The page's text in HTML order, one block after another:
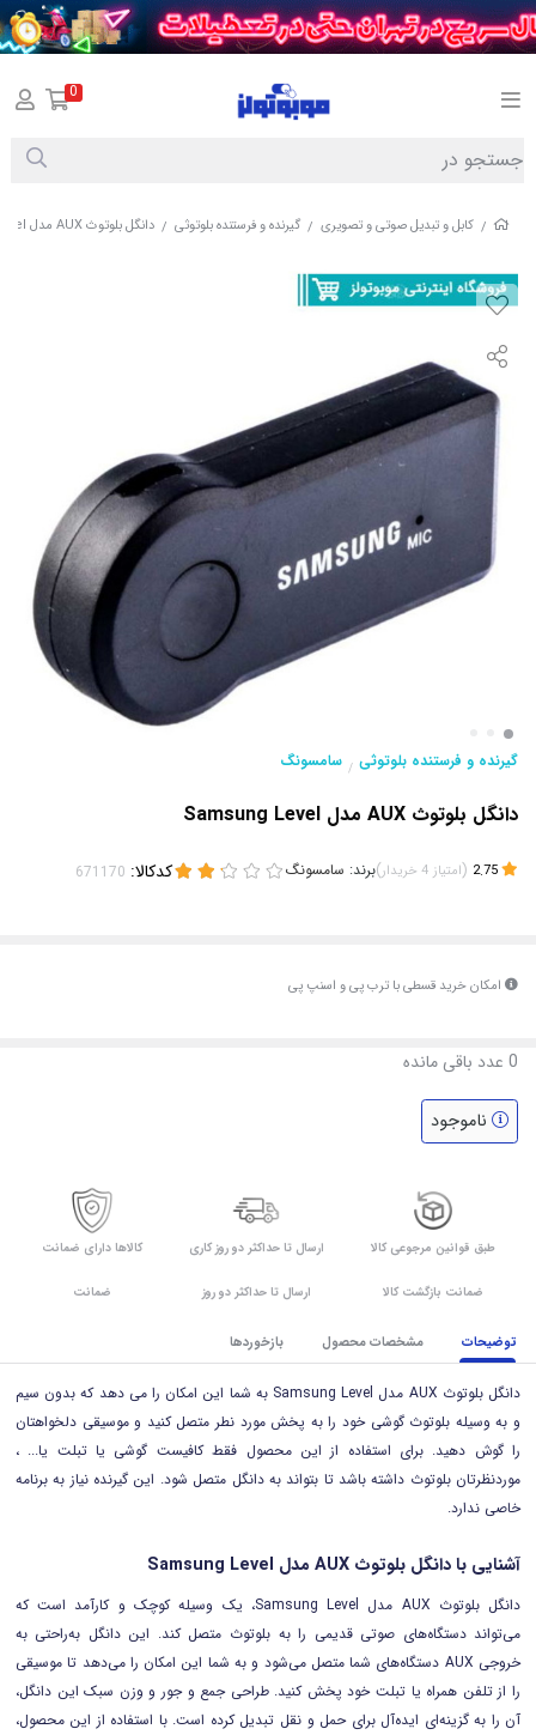
/ کابل و تبدیل صوتی و تصویری / گیرنده و فرستنده بلوتوثی / دانگل بلوتوث AUX مدل Samsung Level
گیرنده و فرستنده بلوتوثی / سامسونگ
دانگل بلوتوث AUX مدل Samsung Level
(امتیاز 4 خریدار)برند: سامسونگ کدکالا:
امکان خرید قسطی با ترب پی و اسنپ پی
0 عدد باقی مانده
ناموجود
طبق قوانین مرجوعی کالا
ضمانت بازگشت کالا
ارسال تا حداکثر دو روز کاری
ارسال تا حداکثر دو روز
کالاها دارای ضمانت
ضمانت
توضیحات مشخصات محصول بازخوردها
دانگل بلوتوث AUX مدل Samsung Level به شما این امکان را می دهد که بدون سیم
و به وسیله بلوتوث گوشی خود را به پخش مورد نطر متصل کنید و موسیقی دلخواهتان
را گوش دهید. برای استفاده از این محصول فقط کافیست گوشی یا تبلت یا... ،
موردنظرتان بلوتوث داشته باشد تا بتواند به دانگل متصل شود. این گیرنده نیاز به برنامه
خاصی ندارد.
آشنایی با دانگل بلوتوث AUX مدل Samsung Level
دانگل بلوتوث AUX مدل Samsung Level، یک وسیله کوچک و کارآمد است که
می‌تواند دستگاه‌های صوتی قدیمی را به بلوتوث متصل کند. این دانگل به‌راحتی به
خروجی AUX دستگاه‌های شما متصل می‌شود و به شما این امکان را می‌دهد تا موسیقی
را از تلفن همراه یا تبلت خود پخش کنید. طراحی جمع و جور و وزن سبک این دانگل،
آن را به گزینه‌ای ایده‌آل برای حمل و نقل تبدیل کرده است. با استفاده از این محصول،
0